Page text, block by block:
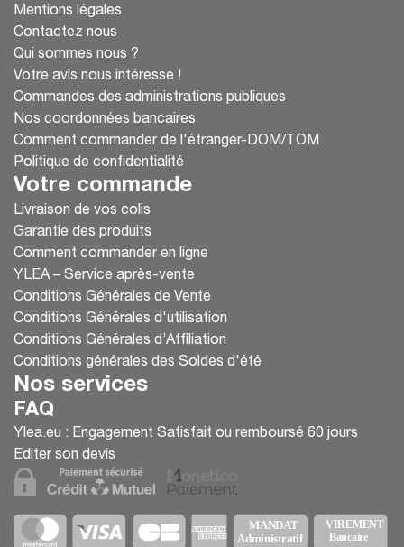
Mentions légales
Contactez nous
Qui sommes nous ?
Votre avis nous intéresse !
Commandes des administrations publiques
Nos coordonnées bancaires
Comment commander de l'étranger-DOM/TOM
Politique de confidentialité
Votre commande
Livraison de vos colis
Garantie des produits
Comment commander en ligne
YLEA – Service après-vente
Conditions Générales de Vente
Conditions Générales d'utilisation
Conditions Générales d’Affiliation
Conditions générales des Soldes d'été
Nos services
FAQ
Ylea.eu : Engagement Satisfait ou remboursé 60 jours
Editer son devis